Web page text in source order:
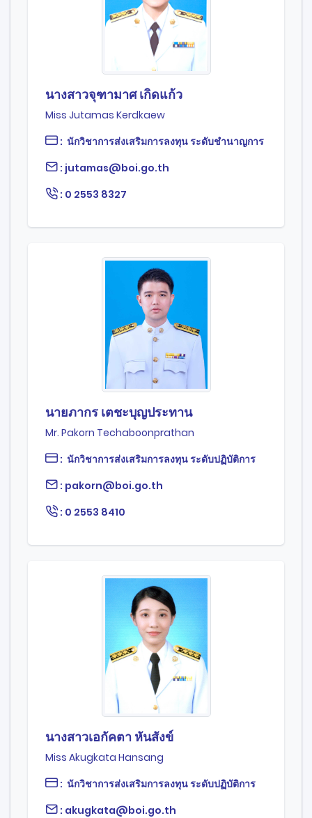
นางสาวจุฑามาศ เกิดแก้ว
Miss Jutamas Kerdkaew
: นักวิชาการส่งเสริมการลงทุน ระดับชำนาญการ
: jutamas@boi.go.th
: 0 2553 8327
นายภากร เตชะบุญประทาน
Mr. Pakorn Techaboonprathan
: นักวิชาการส่งเสริมการลงทุน ระดับปฏิบัติการ
: pakorn@boi.go.th
: 0 2553 8410
นางสาวเอกัคตา หันสังข์
Miss Akugkata Hansang
: นักวิชาการส่งเสริมการลงทุน ระดับปฏิบัติการ
: akugkata@boi.go.th